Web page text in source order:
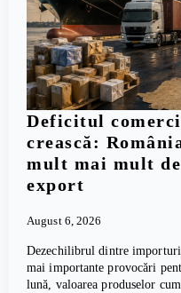
Deficitul
crească:
mult mai mult
export
August 6, 2026
Dezechilibrul dintre
mai importante provocări
lună, valoarea produselor